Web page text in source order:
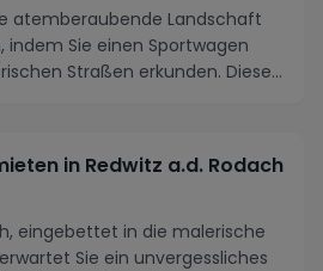
atemberaubende Landschaft
indem Sie einen Sportwagen
Straßen erkunden. Diese
in Redwitz a.d. Rodach
eingebettet in die malerische
Sie ein unvergessliches